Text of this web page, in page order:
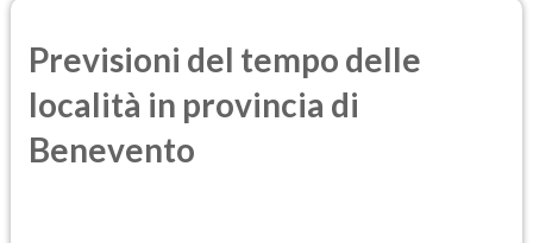
Previsioni del tempo delle
località in provincia di
Benevento